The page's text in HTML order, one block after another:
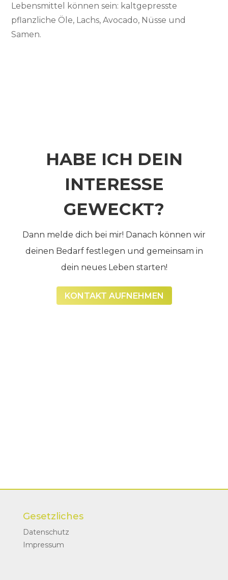
Lebensmittel können sein: kaltgepresste
pflanzliche Öle, Lachs, Avocado, Nüsse und
Samen.
HABE ICH DEIN
INTERESSE
GEWECKT?
Dann melde dich bei mir! Danach können wir
deinen Bedarf festlegen und gemeinsam in
dein neues Leben starten!
KONTAKT AUFNEHMEN
Gesetzliches
Datenschutz
Impressum